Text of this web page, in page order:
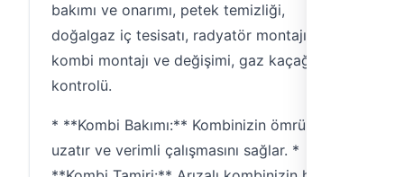
bakımı ve onarımı, petek temizliği,
doğalgaz iç tesisatı, radyatör montajı,
kombi montajı ve değişimi, gaz kaçağı
kontrolü.
* **Kombi Bakımı:** Kombinizin ömrünü
uzatır ve verimli çalışmasını sağlar. *